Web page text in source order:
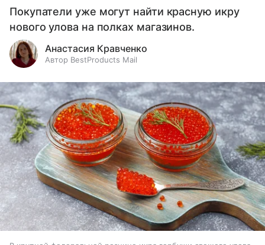
Покупатели уже могут найти красную икру
нового улова на полках магазинов.
Анастасия Кравченко
Автор BestProducts Mail